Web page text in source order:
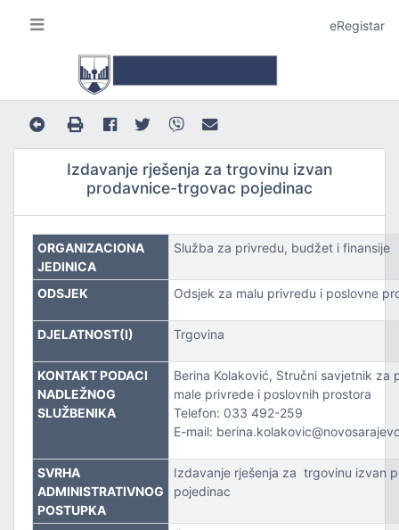
I LOKALNU SAMOUPRAVU
I URBANIZMA
eRegistar
Izdavanje rješenja za trgovinu izvan
prodavnice-trgovac pojedinac
ORGANIZACIONA
JEDINICA
Služba za privredu, budžet i finansije
ODSJEK Odsjek za malu privredu i poslovne
DJELATNOST(I) Trgovina
KONTAKT PODACI
NADLEŽNOG
SLUŽBENIKA
Berina Kolaković, Stručni savjetnik za
male privrede i poslovnih prostora
Telefon: 033 492-259
E-mail:
SVRHA
ADMINISTRATIVNOG
POSTUPKA
Izdavanje rješenja za trgovinu izvan
pojedinac